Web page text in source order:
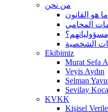
من نحن
ما هو القانون
المحامي
Ekibimiz
Murat Sefa
Veyis Aydın
Selman
Sevilay Koca
KVKK
Kişisel